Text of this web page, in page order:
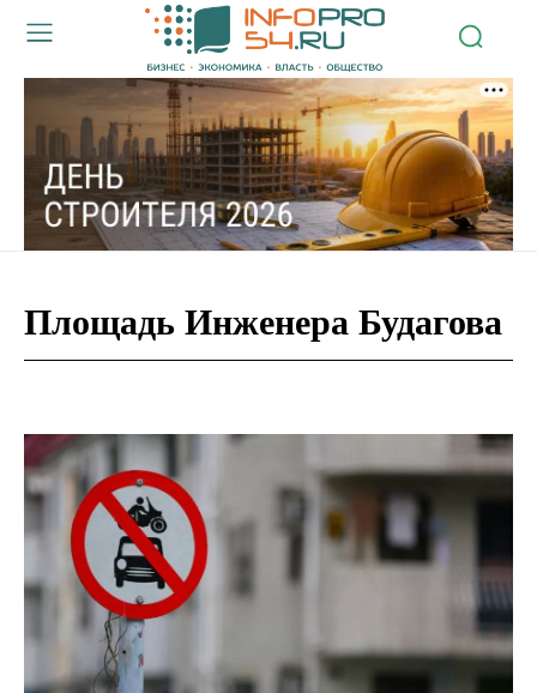
Площадь Инженера Будагова